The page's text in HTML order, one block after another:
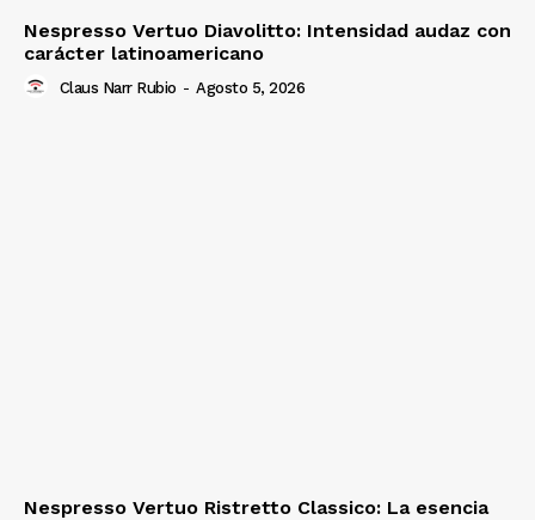
Nespresso Vertuo Diavolitto: Intensidad audaz con
carácter latinoamericano
Claus Narr Rubio - Agosto 5, 2026
Nespresso Vertuo Ristretto Classico: La esencia